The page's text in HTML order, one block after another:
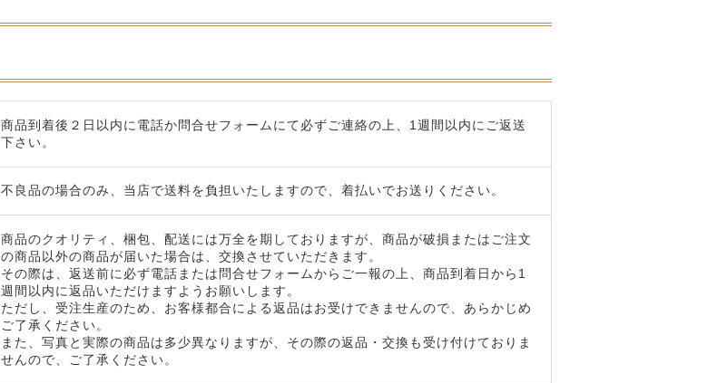
商品到着後２日以内に電話か問合せフォームにて必ずご連絡の上、1週間以内にご返送
下さい。
不良品の場合のみ、当店で送料を負担いたしますので、着払いでお送りください。
商品のクオリティ、梱包、配送には万全を期しておりますが、商品が破損またはご注文
の商品以外の商品が届いた場合は、交換させていただきます。
その際は、返送前に必ず電話または問合せフォームからご一報の上、商品到着日から1
週間以内に返品いただけますようお願いします。
ただし、受注生産のため、お客様都合による返品はお受けできませんので、あらかじめ
ご了承ください。
また、写真と実際の商品は多少異なりますが、その際の返品・交換も受け付けておりま
せんので、ご了承ください。